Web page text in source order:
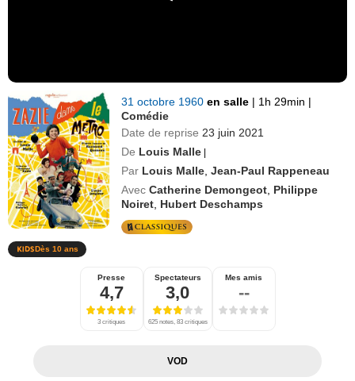
31 octobre 1960en salle | 1h 29min |
Comédie
Date de reprise 23 juin 2021
De Louis Malle |
Par Louis Malle ,Jean-Paul Rappeneau
Avec Catherine Demongeot Philippe
Noiret Hubert Deschamps
Dès 10 ans
Presse
4,7
3 critiques
Spectateurs
3,0
625 notes, 83 critiques
Mes amis
--
VOD